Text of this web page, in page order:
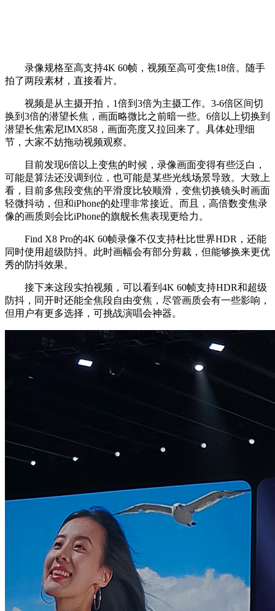
录像规格至高支持4K 60帧，视频至高可变焦18倍。随手
拍了两段素材，直接看片。
视频是从主摄开拍，1倍到3倍为主摄工作。3-6倍区间切
换到3倍的潜望长焦，画面略微比之前暗一些。6倍以上切换到
潜望长焦索尼IMX858，画面亮度又拉回来了。具体处理细
节，大家不妨拖动视频观察。
目前发现6倍以上变焦的时候，录像画面变得有些泛白，
可能是算法还没调到位，也可能是某些光线场景导致。大致上
看，目前多焦段变焦的平滑度比较顺滑，变焦切换镜头时画面
轻微抖动，但和iPhone的处理非常接近。而且，高倍数变焦录
像的画质则会比iPhone的旗舰长焦表现更给力。
Find X8 Pro的4K 60帧录像不仅支持杜比世界HDR，还能
同时使用超级防抖。此时画幅会有部分剪裁，但能够换来更优
秀的防抖效果。
接下来这段实拍视频，可以看到4K 60帧支持HDR和超级
防抖，同开时还能全焦段自由变焦，尽管画质会有一些影响，
但用户有更多选择，可挑战演唱会神器。